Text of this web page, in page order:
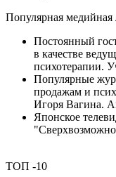
Популярная медийная
Постоянный
в качестве
психотерапии.
Популярные
продажам и
Игоря Вагина.
Японское
ТОП -10